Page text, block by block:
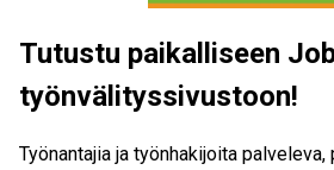
Tutustu paikalliseen
työnvälityssivustoon!
Työnantajia ja työnhakijoita palveleva,